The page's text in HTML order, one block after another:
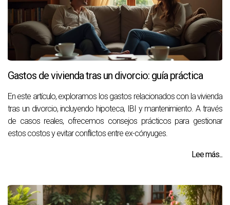
Gastos de vivienda tras un divorcio: guía práctica
En este artículo, exploramos los gastos relacionados con la vivienda
tras un divorcio, incluyendo hipoteca, IBI y mantenimiento. A través
de casos reales, ofrecemos consejos prácticos para gestionar
estos costos y evitar conflictos entre ex-cónyuges.
Lee más...